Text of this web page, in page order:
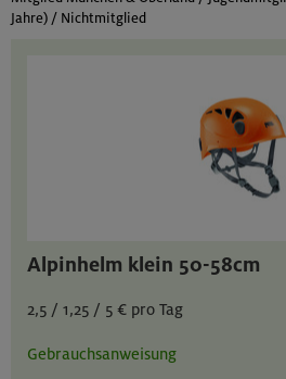
Jahre) / Nichtmitglied
Alpinhelm klein 50-58cm
2,5 / 1,25 / 5 € pro Tag
Gebrauchsanweisung